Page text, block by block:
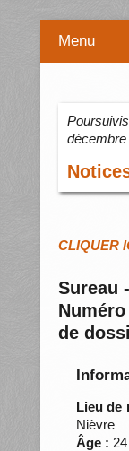
Menu
décembre
CLIQUER
Sureau
de
Lieu de
Nièvre
Âge :